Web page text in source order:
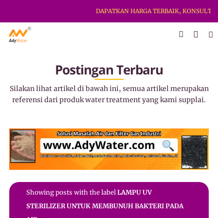
DAPATKAN HARGA TERBAIK,
Postingan Terbaru
Silakan lihat artikel di bawah ini, semua artikel merupakan
referensi dari produk water treatment yang kami supplai.
Showing posts with the labelLAMPU UV
STERILIZER UNTUK MEMBUNUH BAKTERI PADA